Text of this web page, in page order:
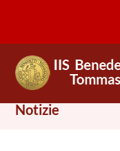
Notizie